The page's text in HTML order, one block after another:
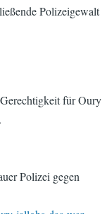
Polizeigewalt
für Oury
Polizei gegen